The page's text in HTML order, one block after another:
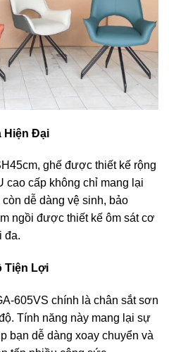
Hiện Đại
ghế được thiết kế rộng
cao cấp không chỉ mang lại
dễ dàng vệ sinh, bảo
ngồi được thiết kế ôm sát cơ
đa.
Tiện Lợi
605VS chính là chân sắt sơn
Tính năng này mang lại sự
bạn dễ dàng xoay chuyển và